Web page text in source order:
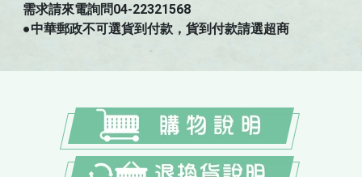
需求請來電詢問04-22321568
●中華郵政不可選貨到付款，貨到付款請選超商